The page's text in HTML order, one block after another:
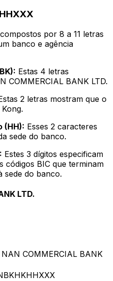
por 8 a 11 letras
banco e agência
Estas 4 letras
COMMERCIAL BANK LTD.
2 letras mostram que o
(HH): Esses 2 caracteres
sede do banco.
Estes 3 dígitos especificam
códigos BIC que terminam
sede do banco.
LTD.
COMMERCIAL BANK